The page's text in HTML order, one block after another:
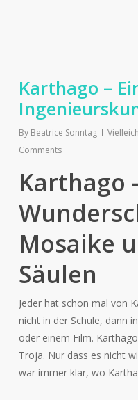
Karthago –
By Beatrice Sonntag
Comments
Karthago
Mosaike
Säulen
Jeder hat schon mal von
nicht in der Schule, dann
oder einem Film.
Troja. Nur dass es nicht
war immer klar, wo